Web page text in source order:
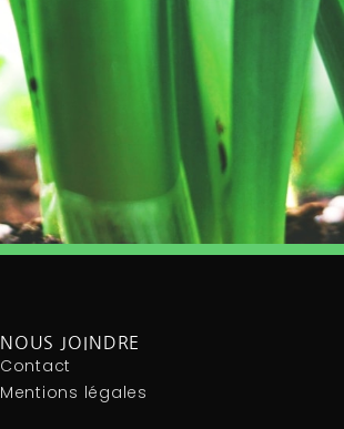
NOUS JOINDRE
Contact
Mentions légales